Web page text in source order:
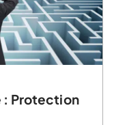
: Protection